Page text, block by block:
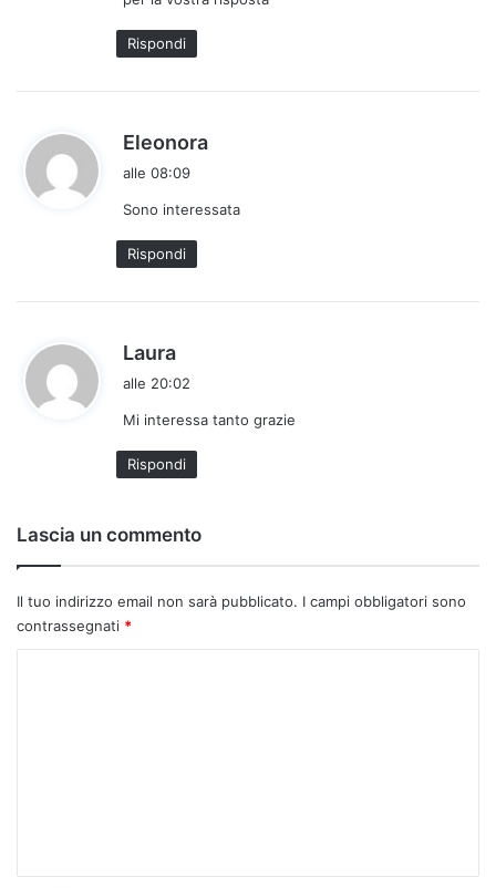
t
o
:
Rispondi
Eleonora
e
alle 08:09
Sono interessata
Rispondi
Laura
a
e
t
t
:
alle 20:02
Mi interessa tanto grazie
Rispondi
Lascia un commento
Il tuo indirizzo email non sarà pubblicato. I campi obbligatori sono
contrassegnati *